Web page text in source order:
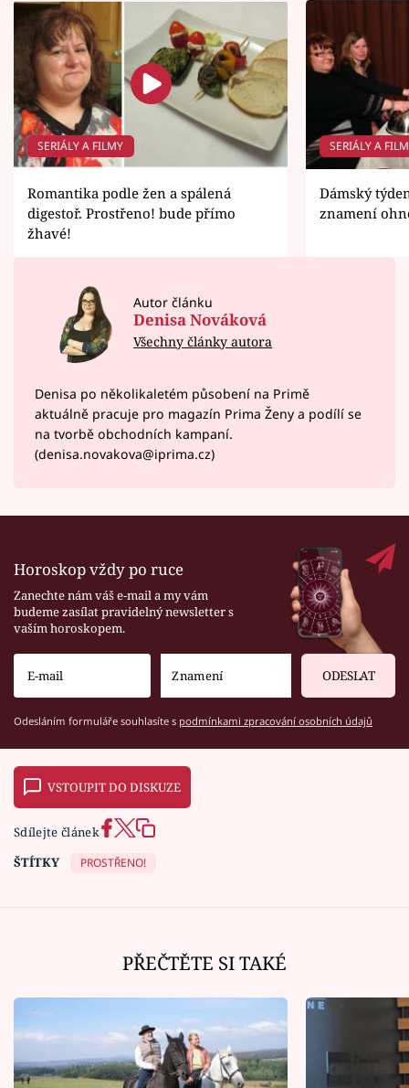
SERIÁLY A FILMY
Romantika podle žen a spálená
digestoř. Prostřeno! bude přímo
žhavé!
SERIÁLY A
Dámský
znamení
Autor článku
Denisa Nováková
Všechny články autora
Denisa po několikaletém působení na Primě
aktuálně pracuje pro magazín Prima Ženy a podílí se
na tvorbě obchodních kampaní.
(denisa.novakova@iprima.cz)
Horoskop vždy po ruce
Zanechte nám váš e-mail a my vám
budeme zasílat pravidelný newsletter s
vaším horoskopem.
ODESLAT
Odesláním formuláře souhlasíte s podmínkami zpracování osobních údajů
VSTOUPIT DO DISKUZE
Sdílejte článek
ŠTÍTKY
PROSTŘENO!
PŘEČTĚTE SI TAKÉ